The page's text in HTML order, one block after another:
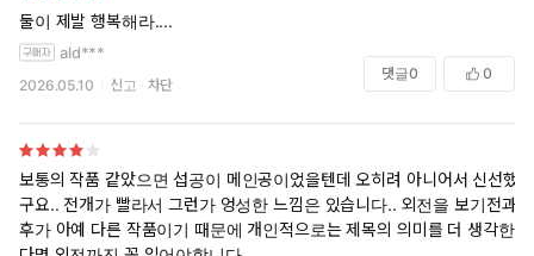
둘이 제발 행복해라....
ald***
2026.05.10 신고 차단
댓글0 0
보통의 작품 같았으면 섭공이 메인공이었을텐데 오히려 아니어서 신선했
구요.. 전개가 빨라서 그런가 엉성한 느낌은 있습니다.. 외전을 보기전과
후가 아예 다른 작품이기 때문에 개인적으로는 제목의 의미를 더 생각한